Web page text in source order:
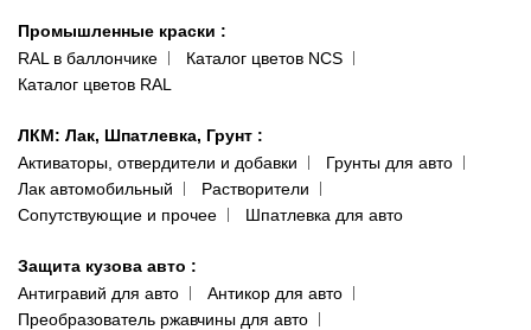
Промышленные краски :
RAL в баллончике
Каталог цветов NCS
Каталог цветов RAL
ЛКМ: Лак, Шпатлевка, Грунт :
Активаторы, отвердители и добавки
Грунты для авто
Лак автомобильный
Растворители
Сопутствующие и прочее
Шпатлевка для авто
Защита кузова авто :
Антигравий для авто
Антикор для авто
Преобразователь ржавчины для авто